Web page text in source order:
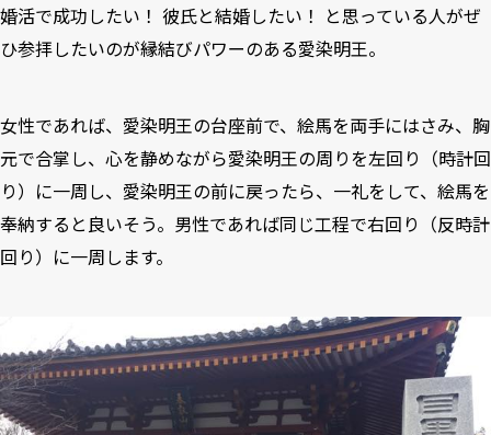
婚活で成功したい！ 彼氏と結婚したい！ と思っている人がぜ
ひ参拝したいのが縁結びパワーのある愛染明王。
女性であれば、愛染明王の台座前で、絵馬を両手にはさみ、胸
元で合掌し、心を静めながら愛染明王の周りを左回り（時計回
り）に一周し、愛染明王の前に戻ったら、一礼をして、絵馬を
奉納すると良いそう。男性であれば同じ工程で右回り（反時計
回り）に一周します。